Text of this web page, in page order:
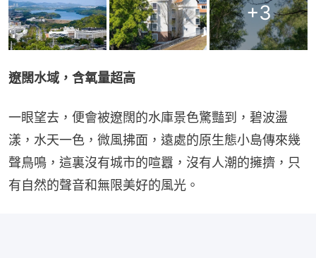
+3
遼闊水域，含氧量超高
一眼望去，便會被遼闊的水庫景色驚豔到，碧波盪
漾，水天一色，微風拂面，遠處的原生態小島傳來幾
聲鳥鳴，這裏沒有城市的喧囂，沒有人潮的擁擠，只
有自然的聲音和無限美好的風光。